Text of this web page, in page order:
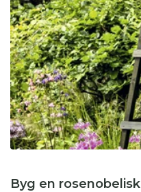
Byg en rosenobelisk